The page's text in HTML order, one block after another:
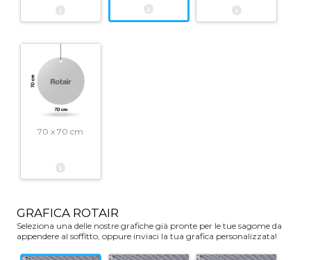
70 x 70 cm
GRAFICA ROTAIR
Seleziona una delle nostre grafiche già pronte per le tue sagome da
appendere al soffitto, oppure inviaci la tua grafica personalizzata!